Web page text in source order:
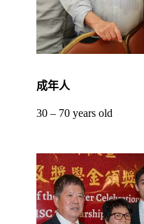
成年人
30 – 70 years old